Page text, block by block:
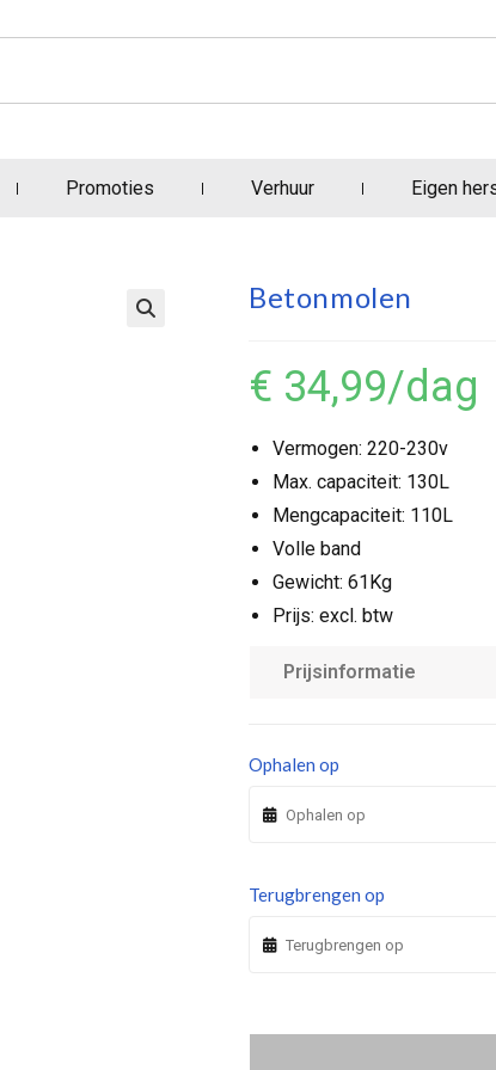
Promoties Verhuur Eigen
Betonmolen
€ 34,99/dag
Vermogen: 220-230v
Max. capaciteit: 130L
Mengcapaciteit: 110L
Volle band
Gewicht: 61Kg
Prijs: excl. btw
Prijsinformatie
Ophalen op
Terugbrengen op